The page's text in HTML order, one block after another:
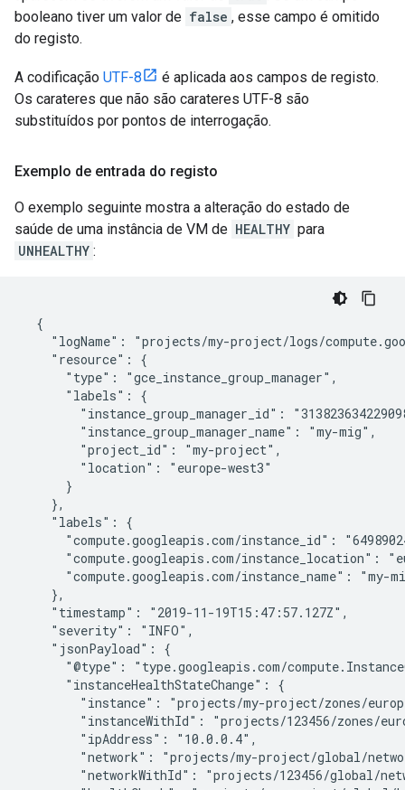
booleano tiver um valor de false , esse campo é omitido
do registo.
A codificação UTF-8
é aplicada aos campos de registo.
Os carateres que não são carateres UTF-8 são
substituídos por pontos de interrogação.
Exemplo de entrada do registo
O exemplo seguinte mostra a alteração do estado de
saúde de uma instância de VM de HEALTHY para
UNHEALTHY :
  {
"logName": "projects/my-project/logs/
    "resource": {
      "type": "gce_instance_group_manager",
      "labels": {
"instance_group_manager_id":
        "instance_group_manager_name": "my-mig",
        "project_id": "my-project",
        "location": "europe-west3"
      }
    },
    "labels": {
"compute.googleapis.com/instance_id":
"compute.googleapis.com/instance_location":
"compute.googleapis.com/instance_name": "my-
    },
    "timestamp": "2019-11-19T15:47:57.127Z",
    "severity": "INFO",
    "jsonPayload": {
"@type": "type.googleapis.com/
      "instanceHealthStateChange": {
"instance": "projects/my-project/zones/
"instanceWithId": "projects/123456/zones/
        "ipAddress": "10.0.0.4",
"network": "projects/my-project/global/
"networkWithId": "projects/123456/global/